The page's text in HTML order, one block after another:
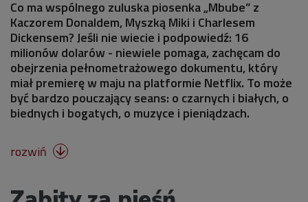
Co ma wspólnego zuluska piosenka „Mbube” z
Kaczorem Donaldem, Myszką Miki i Charlesem
Dickensem? Jeśli nie wiecie i podpowiedź: 16
milionów dolarów - niewiele pomaga, zachęcam do
obejrzenia pełnometrażowego dokumentu, który
miał premierę w maju na platformie Netflix. To może
być bardzo pouczający seans: o czarnych i białych, o
biednych i bogatych, o muzyce i pieniądzach.
rozwiń 